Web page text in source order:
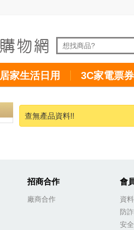
居家生活日用 3C家電票券
查無產品資料!!
招商合作
廠商合作
會
資
防
安